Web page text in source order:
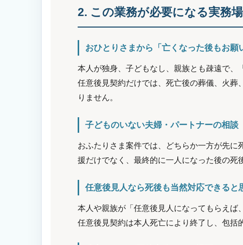
2. この業務が必要になる実務
おひとりさまから「亡くなった後もお願
本人が独身、子どもなし、親族とも疎遠で、
任意後見契約だけでは、死亡後の葬儀、火
りません。
子どものいない夫婦・パートナーの相談
おふたりさま案件では、どちらか一方が先
援だけでなく、最終的に一人になった後の死
任意後見人なら死後も当然対応できると
本人や親族が「任意後見人になってもらえば
任意後見契約は本人死亡により終了し、包括